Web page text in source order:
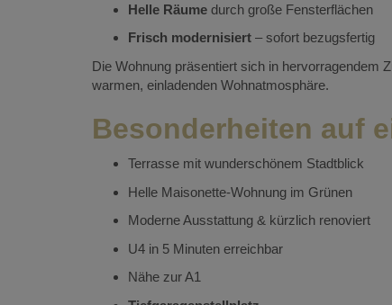
Helle Räume durch große Fensterflächen
Frisch modernisiert – sofort bezugsfertig
Die Wohnung präsentiert sich in hervorragendem
warmen, einladenden Wohnatmosphäre.
Besonderheiten auf
Terrasse mit wunderschönem Stadtblick
Helle Maisonette-Wohnung im Grünen
Moderne Ausstattung & kürzlich renoviert
U4 in 5 Minuten erreichbar
Nähe zur A1